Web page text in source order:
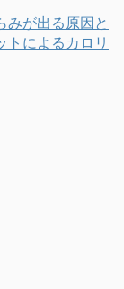
みが出る原因と
トによるカロリ